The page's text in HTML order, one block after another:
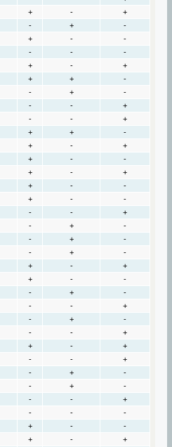
+ -
+
- +
-
+ -
-
- -
-
+ -
+
+ +
-
- +
-
- -
+
- -
+
+ +
-
+ -
+
+ -
-
+ -
+
+ -
-
+ -
-
- -
+
- +
-
- +
-
- +
-
+ -
+
+ -
-
- +
-
- -
+
- +
-
- -
+
+ -
+
- -
+
- +
-
- +
-
- -
+
- -
-
+ -
-
+ -
+